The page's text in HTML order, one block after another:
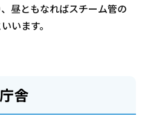
昼ともなればスチーム管の
います。
舎